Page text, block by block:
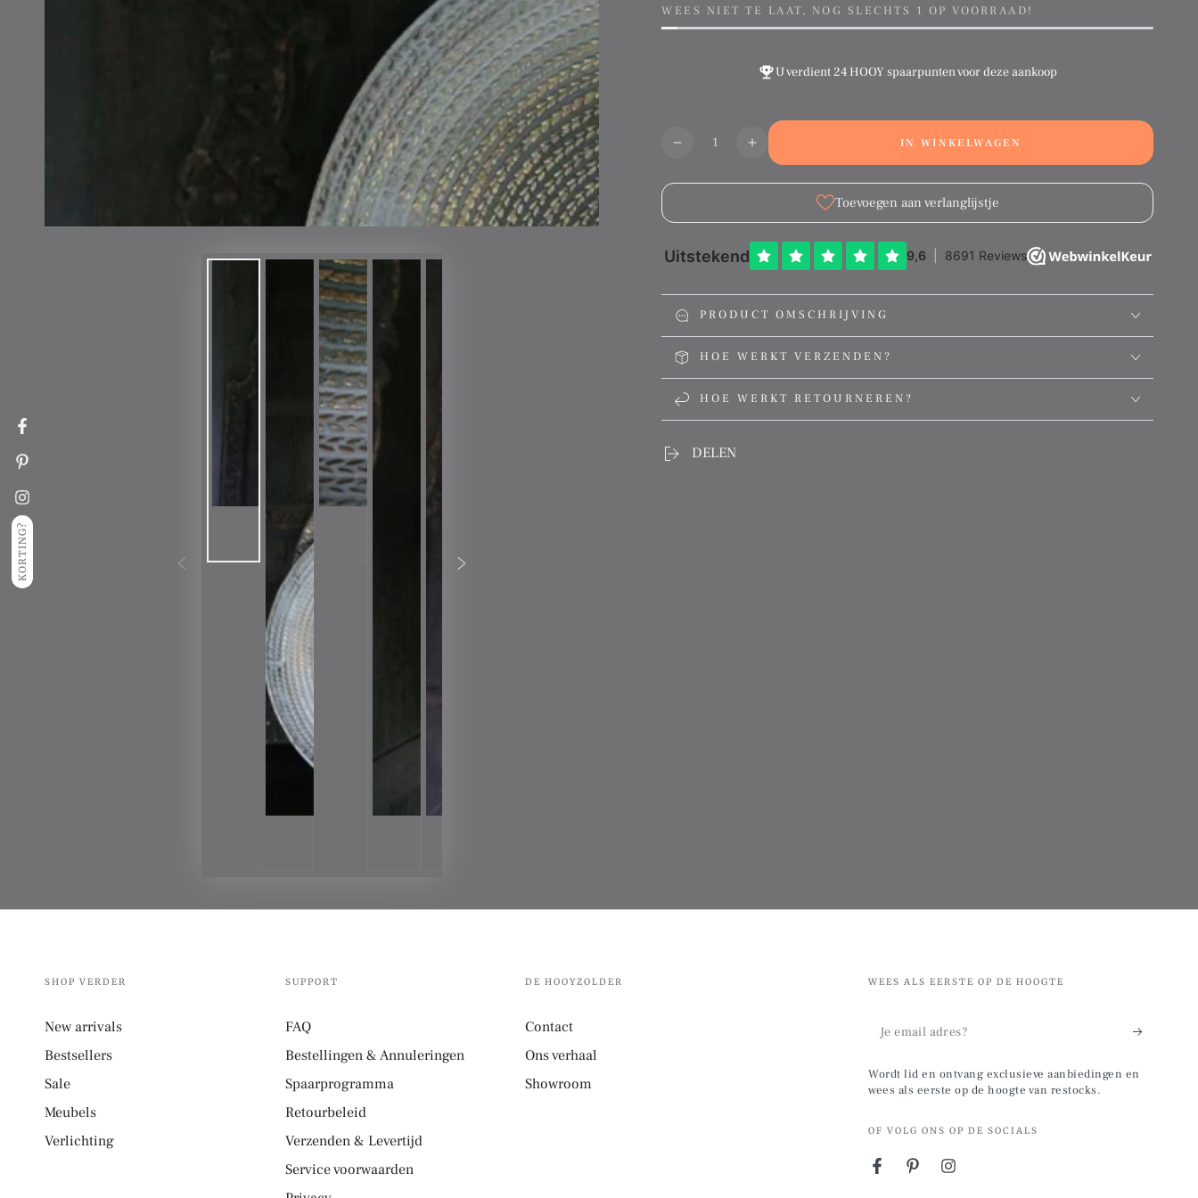
WEES NIET TE LAAT, NOG SLECHTS 1 OP VOORRAAD!
U verdient24 HOOY spaarpuntenvoor deze aankoop
Aantal
Translation
nl.products.product.quantity.decrease
Translation
missing:
nl.products.product.quantity.increase
IN WINKELWAGEN
Toevoegen aan verlanglijstje
PRODUCT OMSCHRIJVING
HOE WERKT VERZENDEN?
HOE WERKT RETOURNEREN?
DELEN
SHOP VERDER
New arrivals
Bestsellers
Sale
Meubels
Verlichting
SUPPORT
FAQ
Bestellingen & Annuleringen
Spaarprogramma
Retourbeleid
Verzenden & Levertijd
Service voorwaarden
DE HOOYZOLDER
Contact
Ons verhaal
Showroom
WEES ALS EERSTE OP DE HOOGTE
adres?
Wordt lid en ontvang exclusieve aanbiedingen en
wees als eerste op de hoogte van restocks.
OF VOLG ONS OP DE SOCIALS
FacebookPinterestInstagram
Facebook
Pinterest
Instagram
KORTING?